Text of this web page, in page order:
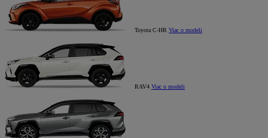
Toyota C-HR Viac o modeli
RAV4 Viac o modeli